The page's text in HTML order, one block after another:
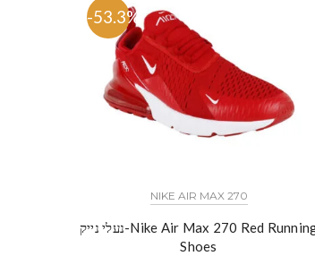
-53.3%
NIKE AIR MAX 270
נעלי נייק-Nike Air Max 270 Red Running
Shoes